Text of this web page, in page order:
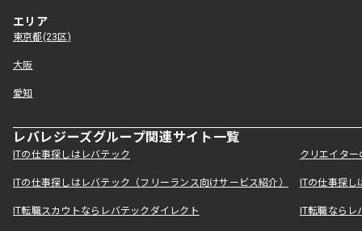
エリア
東京都(23区)
大阪
愛知
レバレジーズグループ関連サイト一覧
ITの仕事探しはレバテック クリエイタ
ITの仕事探しはレバテック（フリーランス向けサービス紹介） ITの仕事探
IT転職スカウトならレバテックダイレクト IT転職なら